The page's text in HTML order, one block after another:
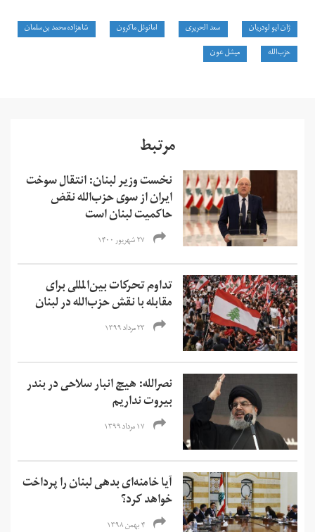
ژان ایو لودریان سعد الحریری امانوئل ماکرون
شاهزاده محمد بن‌سلمان
حزب‌الله
میشل عون
مرتبط
نخست وزیر لبنان: انتقال سوخت
ایران از سوی حزب‌الله نقض
حاکمیت لبنان است
۲۷ شهریور ۱۴۰۰
تداوم تحرکات بین‌المللی برای
مقابله با نقش حزب‌الله در لبنان
۲۳ مرداد ۱۳۹۹
نصرالله: هیچ انبار سلاحی در بندر
بیروت نداريم
۱۷ مرداد ۱۳۹۹
آیا خامنه‌ای بدهی لبنان را پرداخت
خواهد کرد؟
۴ بهمن ۱۳۹۸